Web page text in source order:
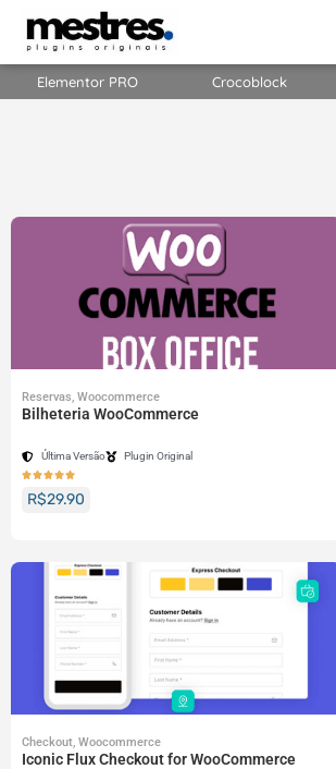
Elementor PRO Crocoblock
Reservas, Woocommerce
Bilheteria WooCommerce
Última Versão Plugin Original

R$29.90
Checkout, Woocommerce
Iconic Flux Checkout for WooCommerce